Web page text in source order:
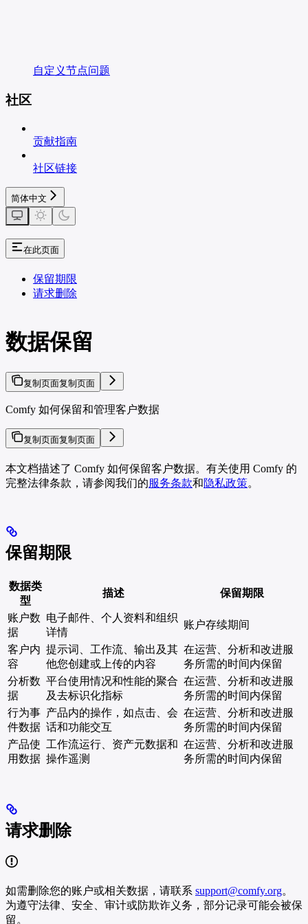
自定义节点问题
社区
贡献指南
社区链接
简体中文
在此页面
保留期限
请求删除
数据保留
复制页面复制页面
Comfy 如何保留和管理客户数据
复制页面复制页面
本文档描述了 Comfy 如何保留客户数据。有关使用 Comfy 的
完整法律条款，请参阅我们的服务条款和隐私政策。
保留期限
数据类
型
描述 保留期限
账户数
据
电子邮件、个人资料和组织
详情
账户存续期间
客户内
容
提示词、工作流、输出及其
他您创建或上传的内容
在运营、分析和改进服
务所需的时间内保留
分析数
据
平台使用情况和性能的聚合
及去标识化指标
在运营、分析和改进服
务所需的时间内保留
行为事
件数据
产品内的操作，如点击、会
话和功能交互
在运营、分析和改进服
务所需的时间内保留
产品使
用数据
工作流运行、资产元数据和
操作遥测
在运营、分析和改进服
务所需的时间内保留
请求删除
如需删除您的账户或相关数据，请联系 support@comfy.org。
为遵守法律、安全、审计或防欺诈义务，部分记录可能会被保
留。